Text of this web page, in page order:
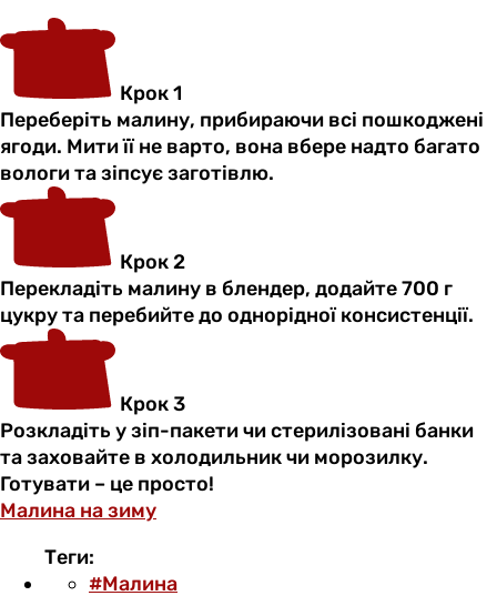
Крок 1
Переберіть малину, прибираючи всі пошкоджені
ягоди. Мити її не варто, вона вбере надто багато
вологи та зіпсує заготівлю.
Крок 2
Перекладіть малину в блендер, додайте 700 г
цукру та перебийте до однорідної консистенції.
Крок 3
Розкладіть у зіп-пакети чи стерилізовані банки
та заховайте в холодильник чи морозилку.
Готувати – це просто!
Малина на зиму
Теги:
#Малина